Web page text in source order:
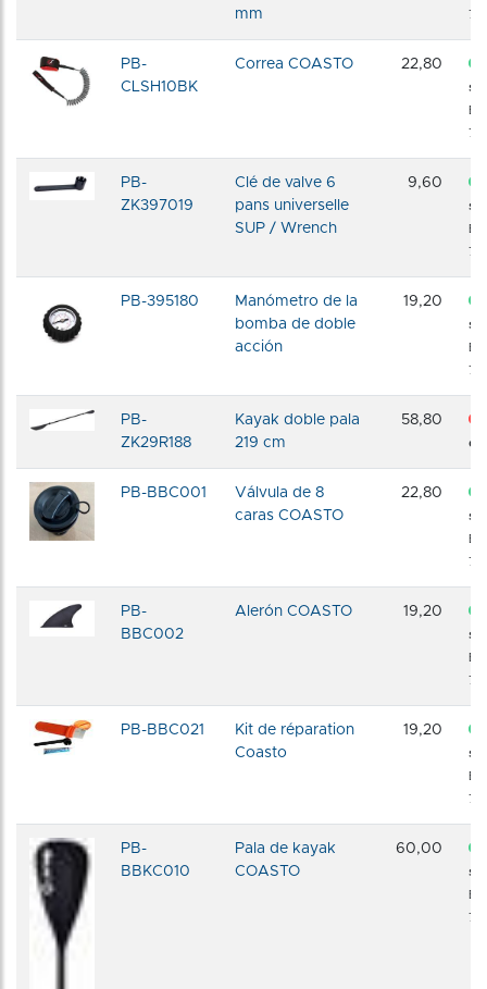
mm
72
PB-
CLSH10BK
Correa COASTO 22,80
72
PB-
ZK397019
Clé de valve 6
pans universelle
SUP / Wrench
9,60
72
PB-395180
Manómetro de la
bomba de doble
acción
19,20
72
PB-
ZK29R188
Kayak doble pala
219 cm
58,80
PB-BBC001
Válvula de 8
caras COASTO
22,80
72
PB-
BBC002
Alerón COASTO 19,20
72
PB-BBC021
Kit de réparation
Coasto
19,20
72
PB-
BBKC010
Pala de kayak
COASTO
60,00
72